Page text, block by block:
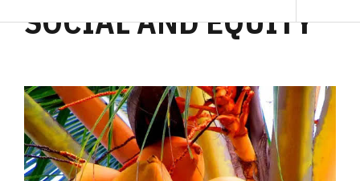
SOCIAL AND EQUITY